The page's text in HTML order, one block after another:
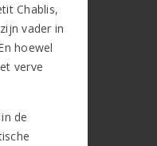
Chablis,
vader in
hoewel
verve
de